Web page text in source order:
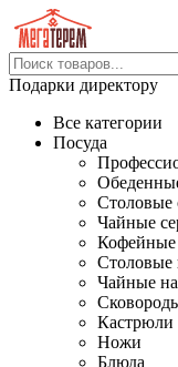
Подарки директору
Все категории
Посуда
Столовые
Чайные
Кофейные
Столовые
Чайные
Кастрюли
Ножи
Блюда